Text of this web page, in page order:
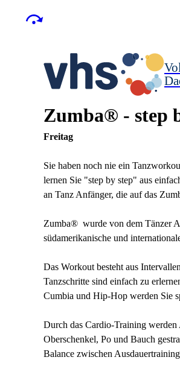
Zumba® - step
Freitag
Sie haben noch nie ein
lernen Sie "step by step" aus
an Tanz Anfänger, die auf das
Zumba® wurde von dem Tänzer
südamerikanische und
Das Workout besteht aus
Tanzschritte sind einfach zu
Cumbia und Hip-Hop werden Sie
Durch das Cardio-Training
Oberschenkel, Po und Bauch
Balance zwischen